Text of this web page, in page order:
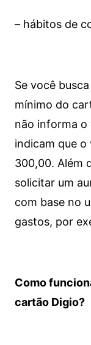
– hábitos de
Se você
mínimo do
não informa o
indicam que
300,00. Além
solicitar um
com base no
gastos, por
Como
cartão Digio?